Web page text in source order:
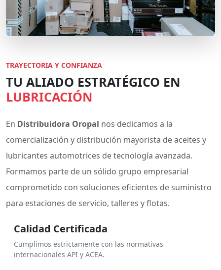
TRAYECTORIA Y CONFIANZA
TU ALIADO ESTRATÉGICO EN
LUBRICACIÓN
En Distribuidora Oropal nos dedicamos a la
comercialización y distribución mayorista de aceites y
lubricantes automotrices de tecnología avanzada.
Formamos parte de un sólido grupo empresarial
comprometido con soluciones eficientes de suministro
para estaciones de servicio, talleres y flotas.
Calidad Certificada
Cumplimos estrictamente con las normativas
internacionales API y ACEA.